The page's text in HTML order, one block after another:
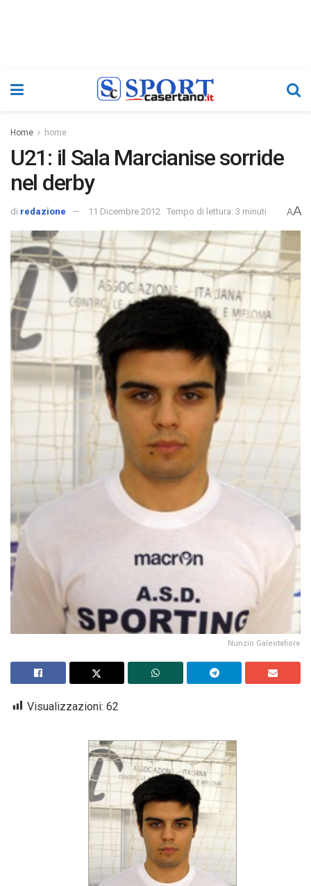
Home home
U21: il Sala Marcianise sorride
nel derby
di redazione 11 Dicembre 2012 Tempo di lettura: 3 minuti AA
Nunzio Galeotafiore
Visualizzazioni: 62